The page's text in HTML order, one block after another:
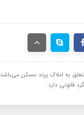
به املاک پرند مسکن می‌باشد
قانونی دارد.